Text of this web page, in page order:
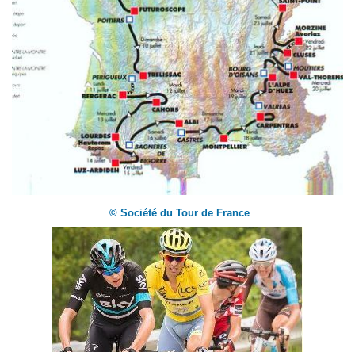
© Société du Tour de France